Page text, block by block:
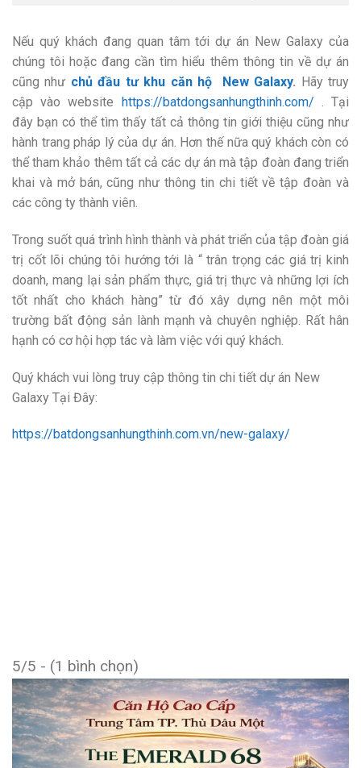
Nếu quý khách đang quan tâm tới dự án New Galaxy của
chúng tôi hoặc đang cần tìm hiểu thêm thông tin về dự án
cũng như chủ đầu tư khu căn hộ New Galaxy. Hãy truy
cập vào website https://batdongsanhungthinh.com/ . Tại
đây bạn có thể tìm thấy tất cả thông tin giới thiệu cũng như
hành trang pháp lý của dự án. Hơn thế nữa quý khách còn có
thể tham khảo thêm tất cả các dự án mà tập đoàn đang triển
khai và mở bán, cũng như thông tin chi tiết về tập đoàn và
các công ty thành viên.
Trong suốt quá trình hình thành và phát triển của tập đoàn giá
trị cốt lõi chúng tôi hướng tới là “ trân trọng các giá trị kinh
doanh, mang lại sản phẩm thực, giá trị thực và những lợi ích
tốt nhất cho khách hàng” từ đó xây dựng nên một môi
trường bất động sản lành mạnh và chuyên nghiệp. Rất hân
hạnh có cơ hội hợp tác và làm việc với quý khách.
Quý khách vui lòng truy cập thông tin chi tiết dự án New
Galaxy Tại Đây:
https://batdongsanhungthinh.com.vn/new-galaxy/
5/5 - (1 bình chọn)